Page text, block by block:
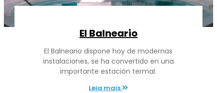
El Balneario
El Balneario dispone hoy de modernas
instalaciones, se ha convertido en una
importante estación termal.
Leia mais